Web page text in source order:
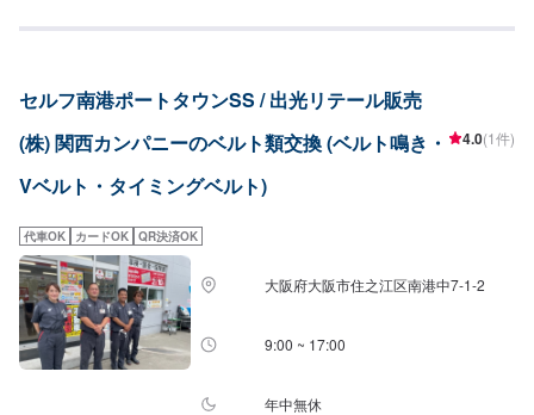
セルフ南港ポートタウンSS / 出光リテール販売
(株) 関西カンパニーのベルト類交換 (ベルト鳴き・
Vベルト・タイミングベルト)
4.0(1件)
代車OK カードOK QR決済OK
大阪府大阪市住之江区南港中7-1-2
9:00 ~ 17:00
年中無休